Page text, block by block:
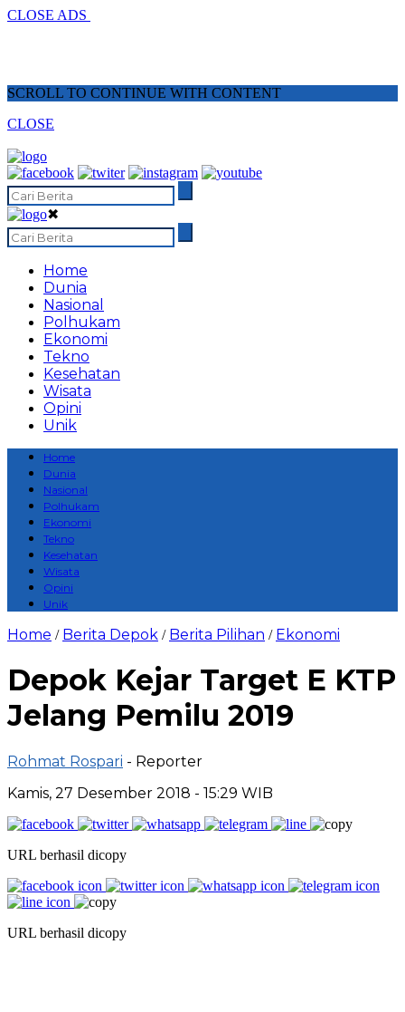
CLOSE ADS
SCROLL TO CONTINUE WITH CONTENT
CLOSE
✖
Home
Dunia
Nasional
Polhukam
Ekonomi
Tekno
Kesehatan
Wisata
Opini
Unik
Home
Dunia
Nasional
Polhukam
Ekonomi
Tekno
Kesehatan
Wisata
Opini
Unik
Home / Berita Depok / Berita Pilihan / Ekonomi
Depok Kejar Target E KTP
Jelang Pemilu 2019
Rohmat Rospari - Reporter
Kamis, 27 Desember 2018 - 15:29 WIB
URL berhasil dicopy
URL berhasil dicopy